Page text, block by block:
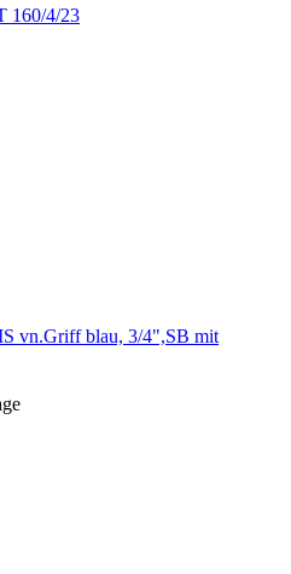
160/4/23
vn.Griff blau, 3/4",SB mit